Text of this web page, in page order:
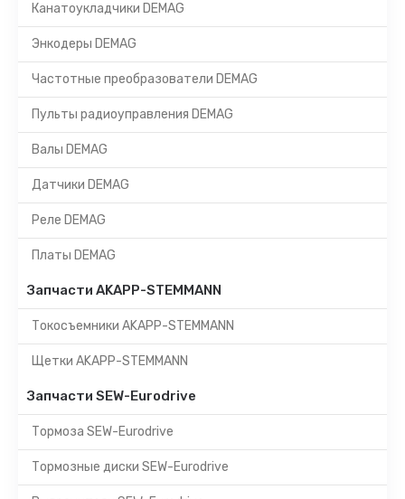
Канатоукладчики DEMAG
Энкодеры DEMAG
Частотные преобразователи DEMAG
Пульты радиоуправления DEMAG
Валы DEMAG
Датчики DEMAG
Реле DEMAG
Платы DEMAG
Запчасти AKAPP-STEMMANN
Токосъемники AKAPP-STEMMANN
Щетки AKAPP-STEMMANN
Запчасти SEW-Eurodrive
Тормоза SEW-Eurodrive
Тормозные диски SEW-Eurodrive